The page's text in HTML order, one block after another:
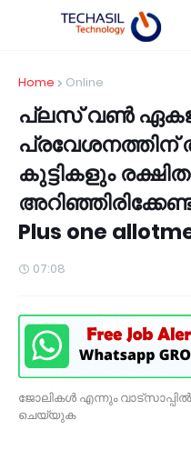
Home Online
പ്ലസ് വൺ
പ്രവേശനത്തിന്
കുട്ടികളും
Plus one
07:08
ജോലികൾ എന്നും
ചെയ്യുക